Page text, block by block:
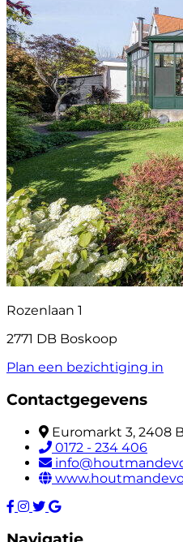
Rozenlaan 1
2771 DB Boskoop
Plan een bezichtiging in
Contactgegevens
Euromarkt 3, 2408
0172 - 234 406